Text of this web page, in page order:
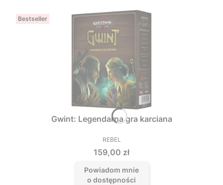
Bestseller
Gwint: Legendarna gra karciana
PRODUCENT
REBEL
Cena
159,00 zł
Powiadom mnie
o dostępności